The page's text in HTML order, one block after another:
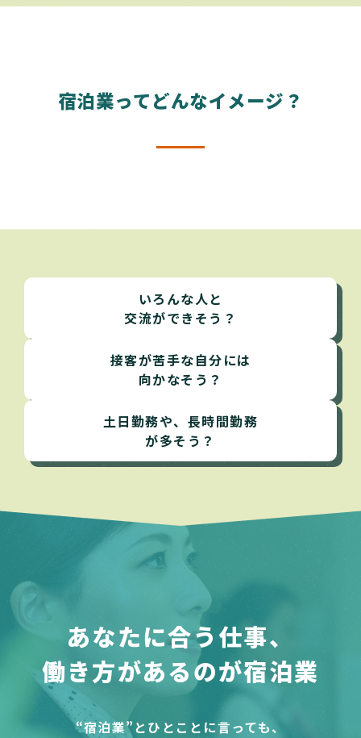
宿泊業ってどんなイメージ？
いろんな人と
交流ができそう？
接客が苦手な自分には
向かなそう？
土日勤務や、長時間勤務
が多そう？
あなたに合う仕事、
働き方があるのが宿泊業
“宿泊業”とひとことに言っても、